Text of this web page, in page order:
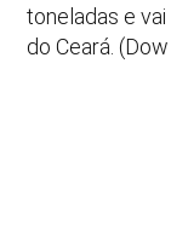
toneladas e
do Ceará.